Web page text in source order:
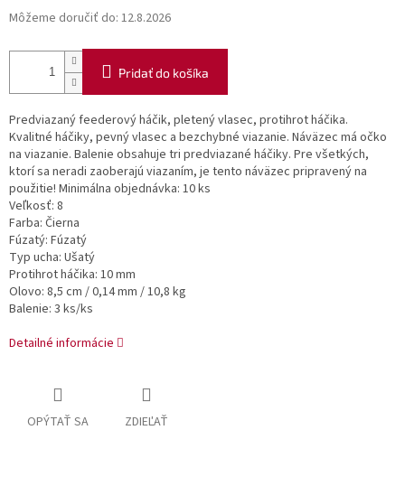
Môžeme doručiť do: 12.8.2026
Pridať do košíka
Predviazaný feederový háčik, pletený vlasec, protihrot háčika.
Kvalitné háčiky, pevný vlasec a bezchybné viazanie. Náväzec má očko
na viazanie. Balenie obsahuje tri predviazané háčiky. Pre všetkých,
ktorí sa neradi zaoberajú viazaním, je tento náväzec pripravený na
použitie! Minimálna objednávka: 10 ks
Veľkosť: 8
Farba: Čierna
Fúzatý: Fúzatý
Typ ucha: Ušatý
Protihrot háčika: 10 mm
Olovo: 8,5 cm / 0,14 mm / 10,8 kg
Balenie: 3 ks/ks
Detailné informácie
OPÝTAŤ SA ZDIEĽAŤ